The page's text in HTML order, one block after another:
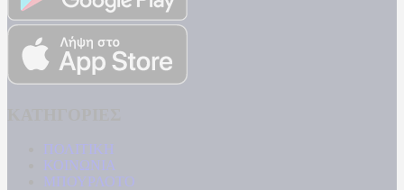
ΠΟΛΙΤΙΚΗ
ΚΟΙΝΩΝΙΑ
ΜΠΟΥΡΛΟΤΟ